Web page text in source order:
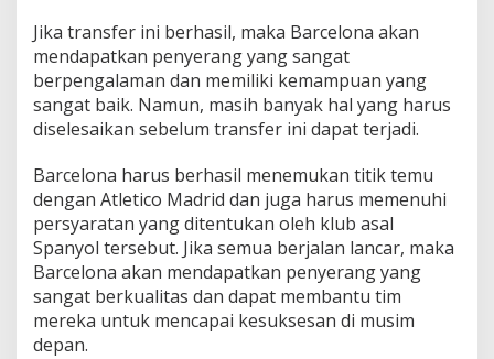
Jika transfer ini berhasil, maka Barcelona akan
mendapatkan penyerang yang sangat
berpengalaman dan memiliki kemampuan yang
sangat baik. Namun, masih banyak hal yang harus
diselesaikan sebelum transfer ini dapat terjadi.
Barcelona harus berhasil menemukan titik temu
dengan Atletico Madrid dan juga harus memenuhi
persyaratan yang ditentukan oleh klub asal
Spanyol tersebut. Jika semua berjalan lancar, maka
Barcelona akan mendapatkan penyerang yang
sangat berkualitas dan dapat membantu tim
mereka untuk mencapai kesuksesan di musim
depan.